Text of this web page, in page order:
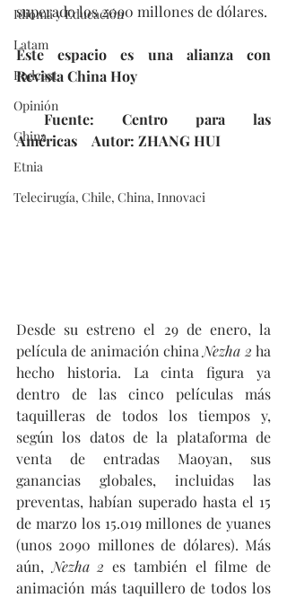
Idioma y Educación
Latam
Podcast
Opinión
China
Etnia
Telecirugía, Chile, China, Innovaci
superado los 2090 millones de dólares.
Este espacio es una alianza con
Revista China Hoy
Fuente: Centro para las
Américas    Autor: ZHANG HUI
Desde su estreno el 29 de enero, la
película de animación china Nezha 2 ha
hecho historia. La cinta figura ya
dentro de las cinco películas más
taquilleras de todos los tiempos y,
según los datos de la plataforma de
venta de entradas Maoyan, sus
ganancias globales, incluidas las
preventas, habían superado hasta el 15
de marzo los 15.019 millones de yuanes
(unos 2090 millones de dólares). Más
aún, Nezha 2 es también el filme de
animación más taquillero de todos los